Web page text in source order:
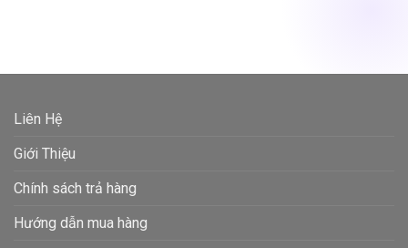
Liên Hệ
Giới Thiệu
Chính sách trả hàng
Hướng dẫn mua hàng